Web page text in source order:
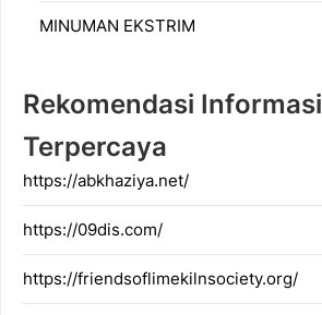
MINUMAN EKSTRIM
Rekomendasi Informasi
Terpercaya
https://abkhaziya.net/
https://09dis.com/
https://friendsoflimekilnsociety.org/